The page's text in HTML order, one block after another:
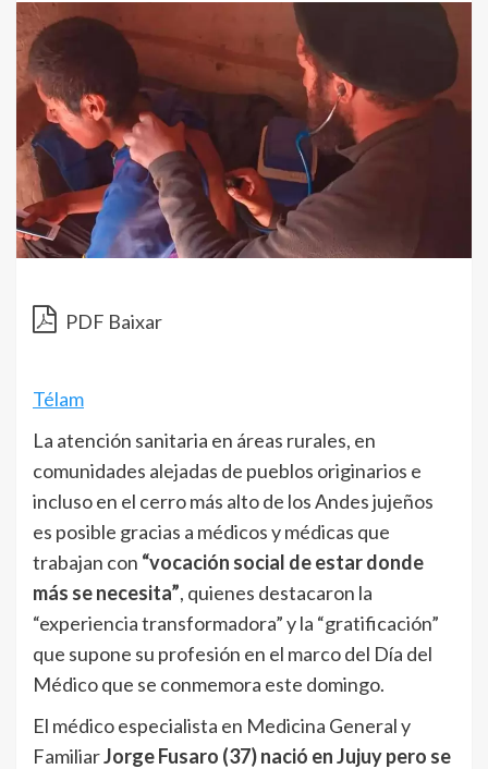
PDF Baixar
Télam
La atención sanitaria en áreas rurales, en
comunidades alejadas de pueblos originarios e
incluso en el cerro más alto de los Andes jujeños
es posible gracias a médicos y médicas que
trabajan con “vocación social de estar donde
más se necesita”, quienes destacaron la
“experiencia transformadora” y la “gratificación”
que supone su profesión en el marco del Día del
Médico que se conmemora este domingo.
El médico especialista en Medicina General y
FamiliarJorge Fusaro (37)nació en Jujuy pero se